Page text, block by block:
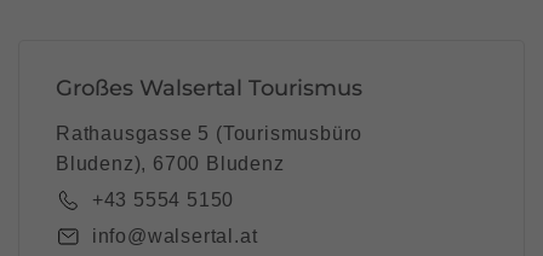
Großes Walsertal Tourismus
Rathausgasse 5 (Tourismusbüro
Bludenz), 6700 Bludenz
+43 5554 5150
info@walsertal.at